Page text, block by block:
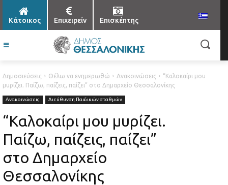
Κάτοικος Επιχειρείν Επισκέπτης
Δημοσιεύσεις Θέλω να ενημερωθώ Ανακοινώσεις
“Καλοκαίρι μου
μυρίζει. Παίζω, παίζεις, παίζει” στο Δημαρχείο Θεσσαλονίκης
Ανακοινώσεις Διεύθυνση Παιδικών σταθμών
“Καλοκαίρι μου μυρίζει.
Παίζω, παίζεις, παίζει”
στο Δημαρχείο
Θεσσαλονίκης